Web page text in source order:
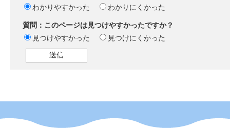
わかりやすかった
わかりにくかった
質問：このページは見つけやすかったですか？
見つけやすかった
見つけにくかった